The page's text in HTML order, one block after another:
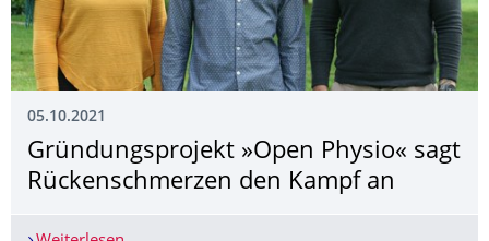
05.10.2021
Gründungsprojekt »Open Physio« sagt
Rückenschmerzen den Kampf an